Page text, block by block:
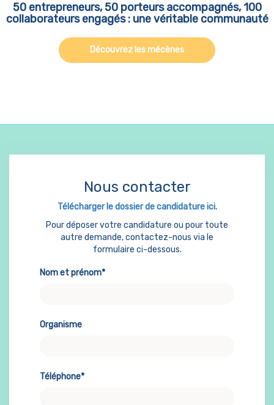
50 entrepreneurs, 50 porteurs accompagnés, 100
collaborateurs engagés : une véritable communauté
Découvrez les mécènes
Nous contacter
Télécharger le dossier de candidature ici.
Pour déposer votre candidature ou pour toute
autre demande, contactez-nous via le
formulaire ci-dessous.
Nom et prénom*
Organisme
Téléphone*